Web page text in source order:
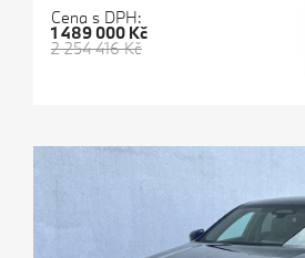
Cena s DPH:
2 254 416 Kč
1 489 000 Kč